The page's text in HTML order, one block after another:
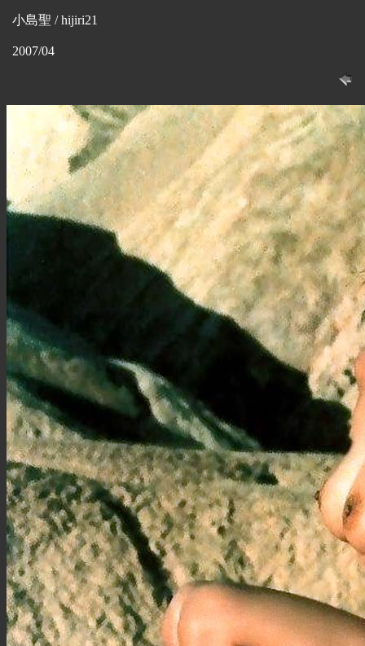
小島聖 / hijiri21
2007/04